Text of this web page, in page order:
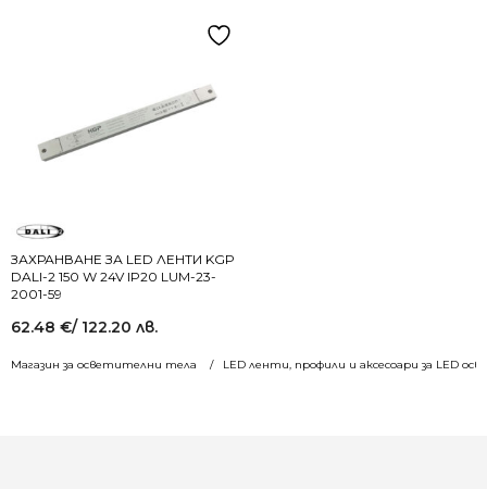
Магазин за осветителни тела LED ленти, профили и аксесоари за LED
ЗАХРАНВАНЕ ЗА LED ЛЕНТИ KGP
DALI-2 150 W 24V IP20 LUM-23-
2001-59
62.48 €/ 122.20 лв.